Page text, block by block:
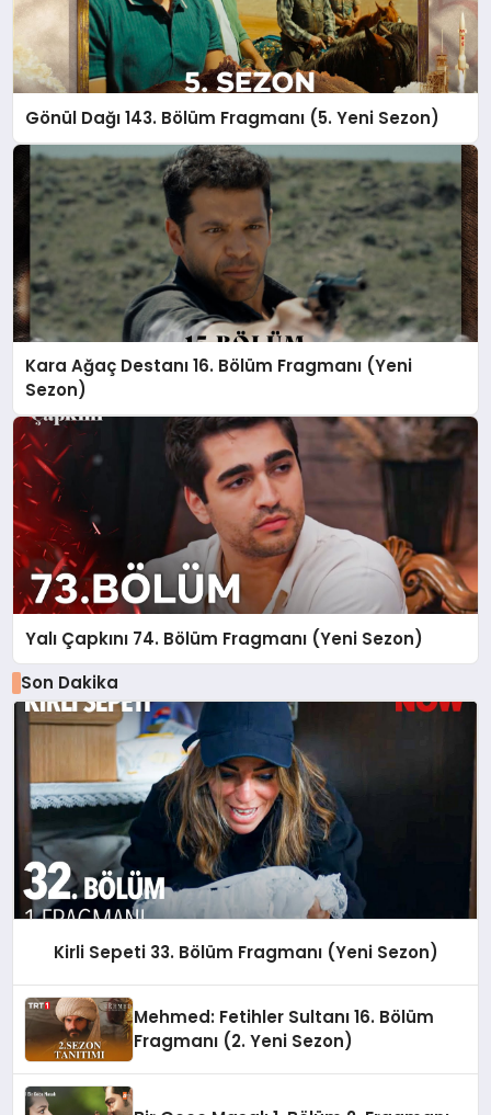
Gönül Dağı 143. Bölüm Fragmanı (5. Yeni Sezon)
Kara Ağaç Destanı 16. Bölüm Fragmanı (Yeni
Sezon)
Yalı Çapkını 74. Bölüm Fragmanı (Yeni Sezon)
Son Dakika
Kirli Sepeti 33. Bölüm Fragmanı (Yeni Sezon)
Mehmed: Fetihler Sultanı 16. Bölüm
Fragmanı (2. Yeni Sezon)